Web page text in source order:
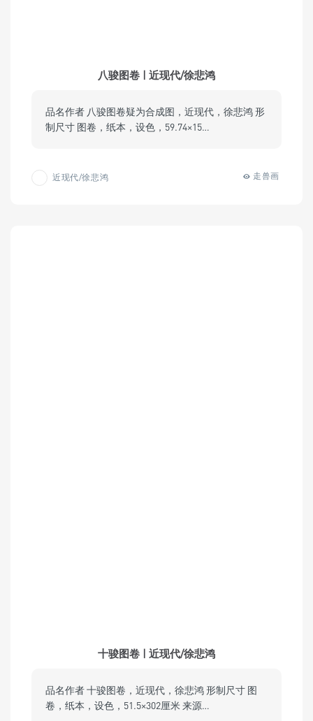
八骏图卷 | 近现代/徐悲鸿
品名作者 八骏图卷疑为合成图，近现代，徐悲鸿 形
制尺寸 图卷，纸本，设色，59.74×15…
近现代/徐悲鸿 走兽画
十骏图卷 | 近现代/徐悲鸿
品名作者 十骏图卷，近现代，徐悲鸿 形制尺寸 图
卷，纸本，设色，51.5×302厘米 来源…